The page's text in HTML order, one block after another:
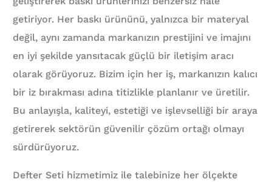
getiriyor. Her baskı ürününü, yalnızca bir materyal
değil, aynı zamanda markanızın prestijini ve imajını
en iyi şekilde yansıtacak güçlü bir iletişim aracı
olarak görüyoruz. Bizim için her iş, markanızın kalıcı
bir iz bırakması adına titizlikle planlanır ve üretilir.
Bu anlayışla, kaliteyi, estetiği ve işlevselliği bir araya
getirerek sektörün güvenilir çözüm ortağı olmayı
sürdürüyoruz.
Defter Seti hizmetimiz ile talebinize her ölçekte